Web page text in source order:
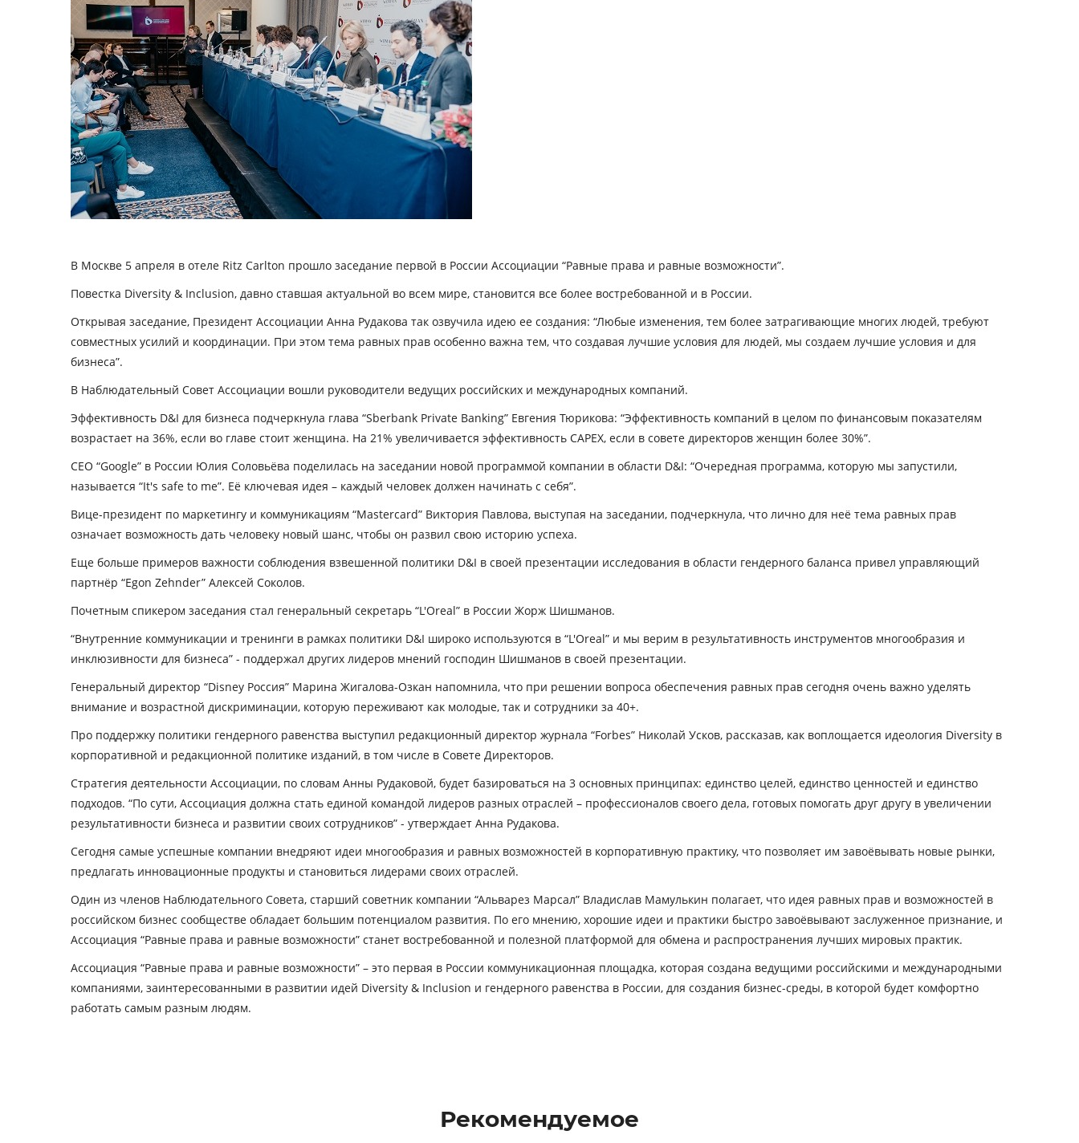
B Москве 5 апреля в отеле Ritz Carlton прошло заседание первой в России Ассоциации “Равные права и равные возможности”.
Повестка Diversity & Inclusion, давно ставшая актуальной во всем мире, становится все более востребованной и в России.
Открывая заседание, Президент Ассоциации Анна Рудакова так озвучила идею ее создания: “Любые изменения, тем более затрагивающие многих людей, требуют
совместных усилий и координации. При этом тема равных прав особенно важна тем, что создавая лучшие условия для людей, мы создаем лучшие условия и для
бизнеса”.
В Наблюдательный Совет Ассоциации вошли руководители ведущих российских и международных компаний.
Эффективность D&I для бизнеса подчеркнула глава “Sberbank Private Banking” Евгения Тюрикова: “Эффективность компаний в целом по финансовым показателям
возрастает на 36%, если во главе стоит женщина. На 21% увеличивается эффективность CAPEX, если в совете директоров женщин более 30%”.
CEO “Google” в России Юлия Соловьёва поделилась на заседании новой программой компании в области D&I: “Очередная программа, которую мы запустили,
называется “It's safe to me”. Её ключевая идея – каждый человек должен начинать с себя”.
Вице-президент по маркетингу и коммуникациям “Mastercard” Виктория Павлова, выступая на заседании, подчеркнула, что лично для неё тема равных прав
означает возможность дать человеку новый шанс, чтобы он развил свою историю успеха.
Еще больше примеров важности соблюдения взвешенной политики D&I в своей презентации исследования в области гендерного баланса привел управляющий
партнёр “Egon Zehnder” Алексей Соколов.
Почетным спикером заседания стал генеральный секретарь “L'Oreal” в России Жорж Шишманов.
“Внутренние коммуникации и тренинги в рамках политики D&I широко используются в “L'Oreal” и мы верим в результативность инструментов многообразия и
инклюзивности для бизнеса” - поддержал других лидеров мнений господин Шишманов в своей презентации.
Генеральный директор “Disney Россия” Марина Жигалова-Озкан напомнила, что при решении вопроса обеспечения равных прав сегодня очень важно уделять
внимание и возрастной дискриминации, которую переживают как молодые, так и сотрудники за 40+.
Про поддержку политики гендерного равенства выступил редакционный директор журнала “Forbes” Николай Усков, рассказав, как воплощается идеология Diversity в
корпоративной и редакционной политике изданий, в том числе в Совете Директоров.
Стратегия деятельности Ассоциации, по словам Анны Рудаковой, будет базироваться на 3 основных принципах: единство целей, единство ценностей и единство
подходов. “По сути, Ассоциация должна стать единой командой лидеров разных отраслей – профессионалов своего дела, готовых помогать друг другу в увеличении
результативности бизнеса и развитии своих сотрудников” - утверждает Анна Рудакова.
Сегодня самые успешные компании внедряют идеи многообразия и равных возможностей в корпоративную практику, что позволяет им завоёвывать новые рынки,
предлагать инновационные продукты и становиться лидерами своих отраслей.
Один из членов Наблюдательного Совета, старший советник компании “Альварез Марсал” Владислав Мамулькин полагает, что идея равных прав и возможностей в
российском бизнес сообществе обладает большим потенциалом развития. По его мнению, хорошие идеи и практики быстро завоёвывают заслуженное признание, и
Ассоциация “Равные права и равные возможности” станет востребованной и полезной платформой для обмена и распространения лучших мировых практик.
Ассоциация “Равные права и равные возможности” – это первая в России коммуникационная площадка, которая создана ведущими российскими и международными
компаниями, заинтересованными в развитии идей Diversity & Inclusion и гендерного равенства в России, для создания бизнес-среды, в которой будет комфортно
работать самым разным людям.
Рекомендуемое